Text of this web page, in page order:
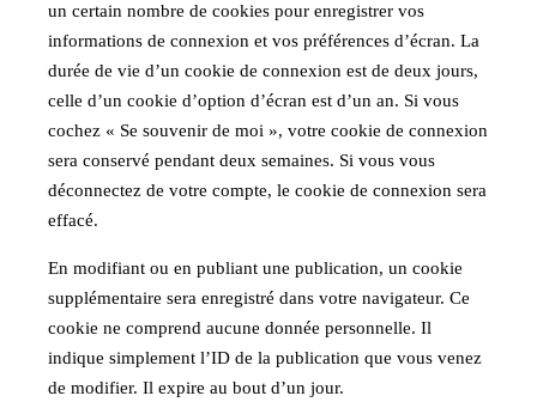
un certain nombre de cookies pour enregistrer vos
informations de connexion et vos préférences d’écran. La
durée de vie d’un cookie de connexion est de deux jours,
celle d’un cookie d’option d’écran est d’un an. Si vous
cochez « Se souvenir de moi », votre cookie de connexion
sera conservé pendant deux semaines. Si vous vous
déconnectez de votre compte, le cookie de connexion sera
effacé.
En modifiant ou en publiant une publication, un cookie
supplémentaire sera enregistré dans votre navigateur. Ce
cookie ne comprend aucune donnée personnelle. Il
indique simplement l’ID de la publication que vous venez
de modifier. Il expire au bout d’un jour.